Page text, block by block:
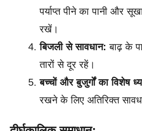
पर्याप्त पीने का पानी और
रखें।
बिजली से सावधान: बाढ़ के
तारों से दूर रहें।
बच्चों और बुजुर्गों का विशेष
रखने के लिए अतिरिक्त